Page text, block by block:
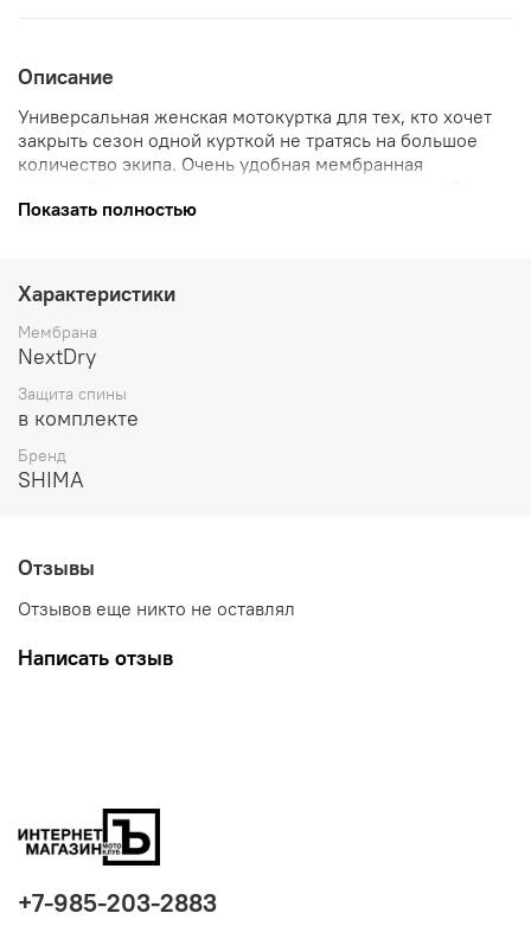
Описание
Универсальная женская мотокуртка для тех, кто хочет
закрыть сезон одной курткой не тратясь на большое
количество экипа. Очень удобная мембранная
сверху на внешний слой. В случае когда внутренний
включая спину.
Показать полностью
Характеристики
Мембрана
NextDry
Защита спины
в комплекте
Бренд
SHIMA
Отзывы
Отзывов еще никто не оставлял
Написать отзыв
+7-985-203-2883